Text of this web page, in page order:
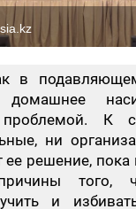
в
домашнее
проблемой. К
ни
ее решение,
того,
и